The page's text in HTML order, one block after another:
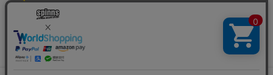
店舗一覧
特定商取引法に基づく表示
お問い合わせ